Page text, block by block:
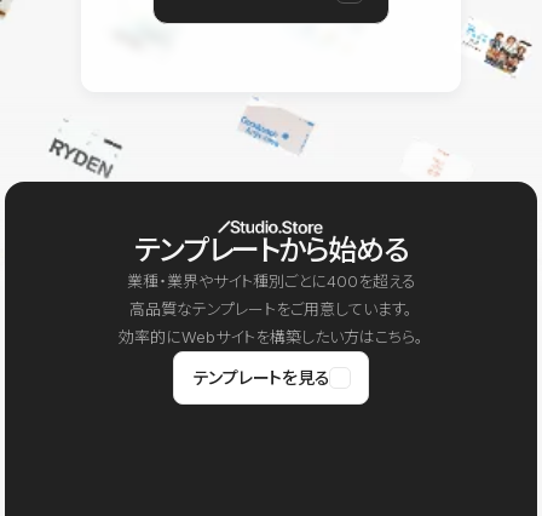
テンプレートから始める
業種・業界やサイト種別ごとに400を超える
高品質なテンプレートをご用意しています。
効率的にWebサイトを構築したい方はこちら。
テンプレートを見る